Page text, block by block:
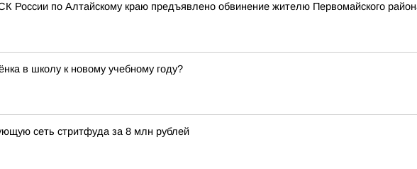
России по Алтайскому краю предъявлено обвинение жителю Первомайского
в школу к новому учебному году?
сеть стритфуда за 8 млн рублей